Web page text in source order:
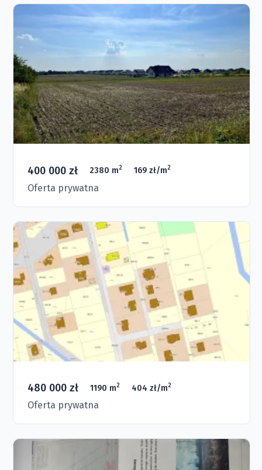
400 000 zł 2380 m2 169 zł/m2
Oferta prywatna
480 000 zł 1190 m2 404 zł/m2
Oferta prywatna